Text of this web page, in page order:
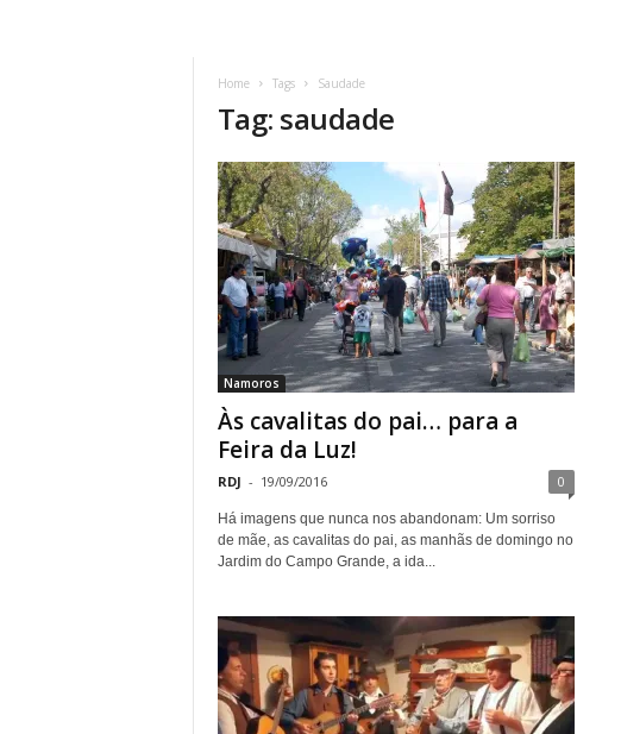
Home Tags Saudade
Tag: saudade
Namoros
Às cavalitas do pai… para a
Feira da Luz!
RDJ - 19/09/2016 0
Há imagens que nunca nos abandonam: Um sorriso
de mãe, as cavalitas do pai, as manhãs de domingo no
Jardim do Campo Grande, a ida...